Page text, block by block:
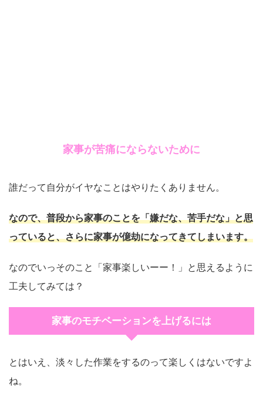
家事が苦痛にならないために
誰だって自分がイヤなことはやりたくありません。
なので、普段から家事のことを「嫌だな、苦手だな」と思
っていると、さらに家事が億劫になってきてしまいます。
なのでいっそのこと「家事楽しいーー！」と思えるように
工夫してみては？
家事のモチベーションを上げるには
とはいえ、淡々した作業をするのって楽しくはないですよ
ね。